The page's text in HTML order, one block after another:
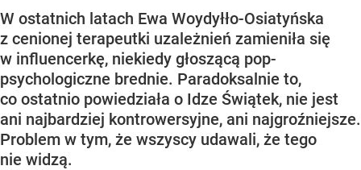
W ostatnich latach Ewa Woydyłło-Osiatyńska
z cenionej terapeutki uzależnień zamieniła się
w influencerkę, niekiedy głoszącą pop-
psychologiczne brednie. Paradoksalnie to,
co ostatnio powiedziała o Idze Świątek, nie jest
ani najbardziej kontrowersyjne, ani najgroźniejsze.
Problem w tym, że wszyscy udawali, że tego
nie widzą.